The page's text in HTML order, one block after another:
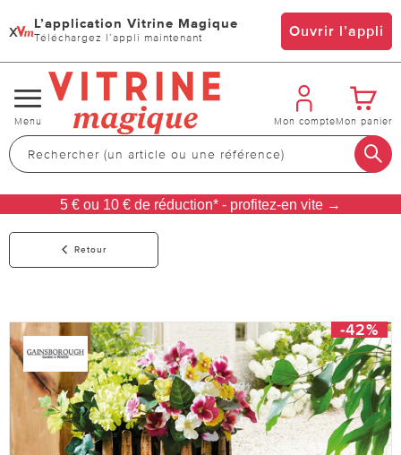
x L’application Vitrine Magique
Téléchargez l’appli maintenant Ouvrir l’appli
Changer
de
navigation
Menu Mon compteMon panier
5 € ou 10 € de réduction* - profitez-en vite →
Retour
-42%